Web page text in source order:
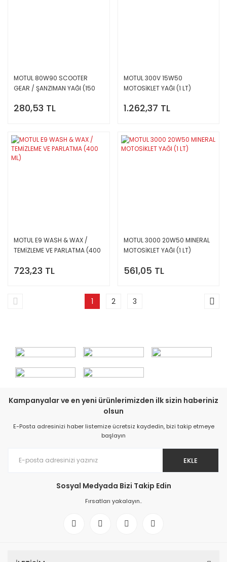
MOTUL 80W90 SCOOTER
GEAR / ŞANZIMAN YAĞI (150
280,53 TL
MOTUL 300V 15W50
MOTOSİKLET YAĞI (1 LT)
1.262,37 TL
MOTUL E9 WASH & WAX /
TEMİZLEME VE PARLATMA (400
723,23 TL
MOTUL 3000 20W50 MINERAL
MOTOSİKLET YAĞI (1 LT)
561,05 TL
1 2 3
Kampanyalar ve en yeni ürünlerimizden ilk sizin haberiniz
olsun
E-Posta adresinizi haber listemize ücretsiz kaydedin, bizi takip etmeye
başlayın
EKLE
Sosyal Medyada Bizi Takip Edin
Fırsatları yakalayın..